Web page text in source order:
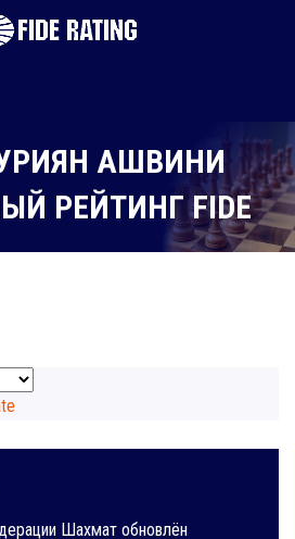
АШВИНИ
РЕЙТИНГ FIDE
Шахмат обновлён